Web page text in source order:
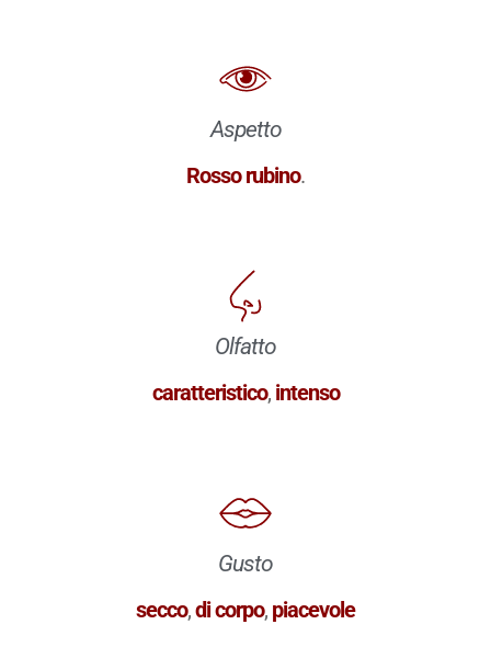
Aspetto
Rosso rubino.
Olfatto
caratteristico, intenso
Gusto
secco,di corpo, piacevole